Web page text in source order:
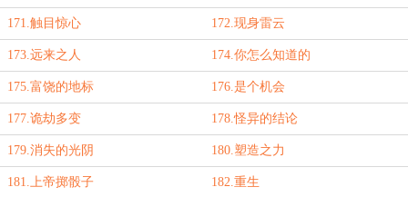
171.触目惊心 172.现身雷云
173.远来之人 174.你怎么知道的
175.富饶的地标 176.是个机会
177.诡劫多变 178.怪异的结论
179.消失的光阴 180.塑造之力
181.上帝掷骰子 182.重生